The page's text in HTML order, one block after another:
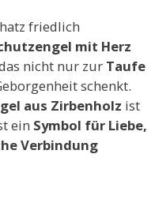
friedlich
mit Herz
nicht nur zur Taufe
schenkt.
aus Zirbenholz ist
ein Symbol für Liebe,
Verbindung